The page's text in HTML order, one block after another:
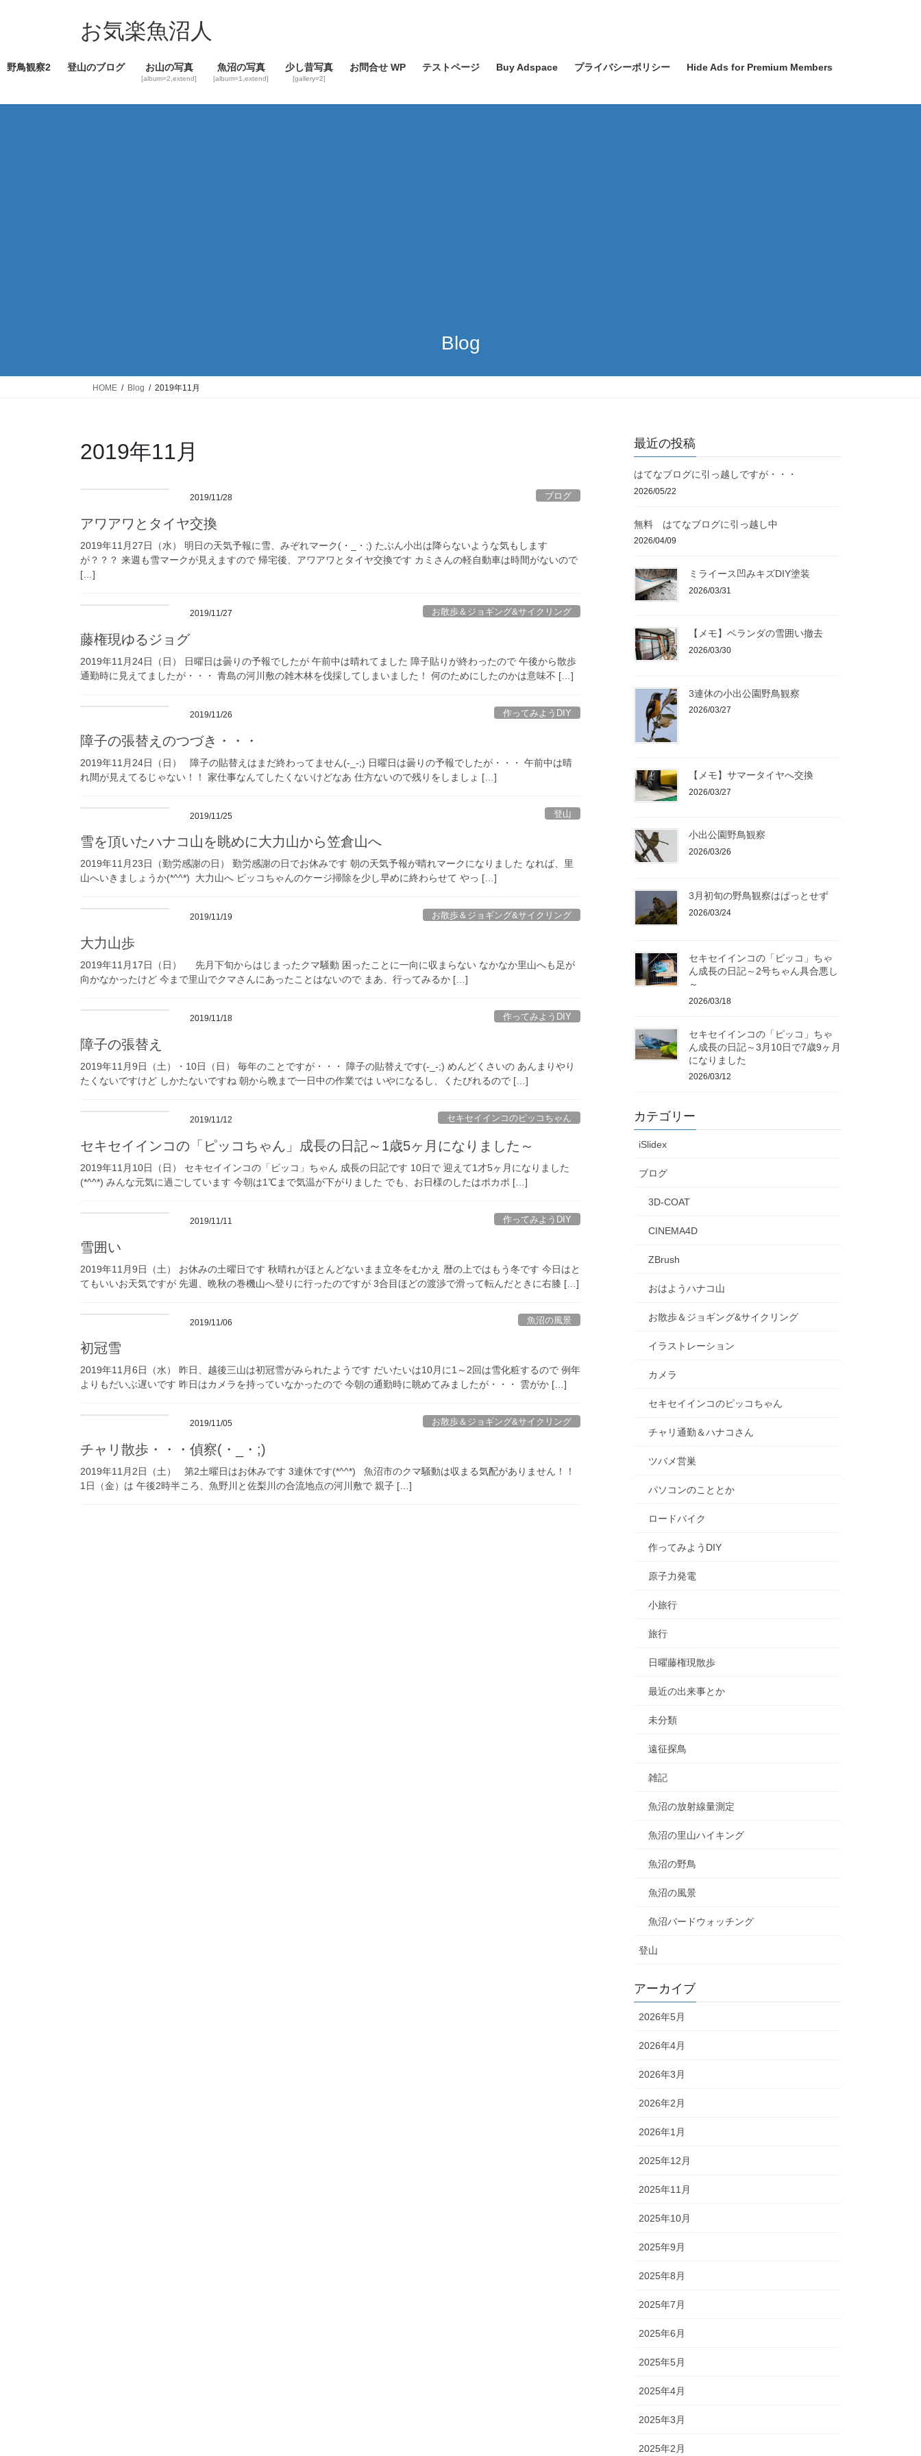
ツ
ス
シ
ン
お気楽魚沼人
野鳥観察2 登山のブログ お山の写真
[album=2,extend]
魚沼の写真
[album=1,extend]
少し昔写真
[gallery=2]
お問合せ WP テストページ Buy Adspace プライバシーポリシー Hide Ads for Premium Members
Blog
HOME Blog 2019年11月
2019年11月
2019/11/28 ブログ
アワアワとタイヤ交換
2019年11月27日（水） 明日の天気予報に雪、みぞれマーク(・_・;) たぶん小出は降らないような気もします
が？？？ 来週も雪マークが見えますので 帰宅後、アワアワとタイヤ交換です カミさんの軽自動車は時間がないので
[…]
2019/11/27 お散歩＆ジョギング&サイクリング
藤権現ゆるジョグ
2019年11月24日（日） 日曜日は曇りの予報でしたが 午前中は晴れてました 障子貼りが終わったので 午後から散歩
通勤時に見えてましたが・・・ 青島の河川敷の雑木林を伐採してしまいました！ 何のためにしたのかは意味不 […]
2019/11/26 作ってみようDIY
障子の張替えのつづき・・・
2019年11月24日（日） 障子の貼替えはまだ終わってません(-_-;) 日曜日は曇りの予報でしたが・・・ 午前中は晴
れ間が見えてるじゃない！！ 家仕事なんてしたくないけどなあ 仕方ないので残りをしましょ […]
2019/11/25 登山
雪を頂いたハナコ山を眺めに大力山から笠倉山へ
2019年11月23日（勤労感謝の日） 勤労感謝の日でお休みです 朝の天気予報が晴れマークになりました なれば、里
山へいきましょうか(*^^*) 大力山へ ピッコちゃんのケージ掃除を少し早めに終わらせて やっ […]
2019/11/19 お散歩＆ジョギング&サイクリング
大力山歩
2019年11月17日（日） 先月下旬からはじまったクマ騒動 困ったことに一向に収まらない なかなか里山へも足が
向かなかったけど 今まで里山でクマさんにあったことはないので まあ、行ってみるか […]
2019/11/18 作ってみようDIY
障子の張替え
2019年11月9日（土）・10日（日） 毎年のことですが・・・ 障子の貼替えです(-_-;) めんどくさいの あんまりやり
たくないですけど しかたないですね 朝から晩まで一日中の作業では いやになるし、くたびれるので […]
2019/11/12 セキセイインコのピッコちゃん
セキセイインコの「ピッコちゃん」成長の日記～1歳5ヶ月になりました～
2019年11月10日（日） セキセイインコの「ピッコ」ちゃん 成長の日記です 10日で 迎えて1才5ヶ月になりました
(*^^*) みんな元気に過ごしています 今朝は1℃まで気温が下がりました でも、お日様のしたはポカポ […]
2019/11/11 作ってみようDIY
雪囲い
2019年11月9日（土） お休みの土曜日です 秋晴れがほとんどないまま立冬をむかえ 暦の上ではもう冬です 今日はと
てもいいお天気ですが 先週、晩秋の巻機山へ登りに行ったのですが 3合目ほどの渡渉で滑って転んだときに右膝 […]
2019/11/06 魚沼の風景
初冠雪
2019年11月6日（水） 昨日、越後三山は初冠雪がみられたようです だいたいは10月に1～2回は雪化粧するので 例年
よりもだいぶ遅いです 昨日はカメラを持っていなかったので 今朝の通勤時に眺めてみましたが・・・ 雲がか […]
2019/11/05 お散歩＆ジョギング&サイクリング
チャリ散歩・・・偵察(・_・;)
2019年11月2日（土） 第2土曜日はお休みです 3連休です(*^^*) 魚沼市のクマ騒動は収まる気配がありません！！
1日（金）は 午後2時半ころ、魚野川と佐梨川の合流地点の河川敷で 親子 […]
最近の投稿
はてなブログに引っ越しですが・・・
2026/05/22
無料 はてなブログに引っ越し中
2026/04/09
ミライース凹みキズDIY塗装
2026/03/31
【メモ】ベランダの雪囲い撤去
2026/03/30
3連休の小出公園野鳥観察
2026/03/27
【メモ】サマータイヤへ交換
2026/03/27
小出公園野鳥観察
2026/03/26
3月初旬の野鳥観察はぱっとせず
2026/03/24
セキセイインコの「ピッコ」ちゃ
ん成長の日記～2号ちゃん具合悪し
～
2026/03/18
セキセイインコの「ピッコ」ちゃ
ん成長の日記～3月10日で7歳9ヶ月
になりました
2026/03/12
カテゴリー
iSlidex
ブログ
3D-COAT
CINEMA4D
ZBrush
おはようハナコ山
お散歩＆ジョギング&サイクリング
イラストレーション
カメラ
セキセイインコのピッコちゃん
チャリ通勤＆ハナコさん
ツバメ営巣
パソコンのこととか
ロードバイク
作ってみようDIY
原子力発電
小旅行
旅行
日曜藤権現散歩
最近の出来事とか
未分類
遠征探鳥
雑記
魚沼の放射線量測定
魚沼の里山ハイキング
魚沼の野鳥
魚沼の風景
魚沼バードウォッチング
登山
アーカイブ
2026年5月
2026年4月
2026年3月
2026年2月
2026年1月
2025年12月
2025年11月
2025年10月
2025年9月
2025年8月
2025年7月
2025年6月
2025年5月
2025年4月
2025年3月
2025年2月